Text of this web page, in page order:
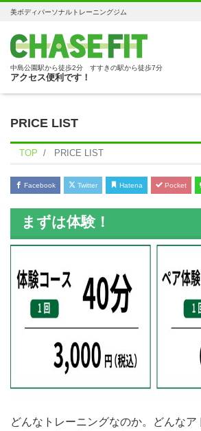
美ボディパーソナルトレーニングジム
中島公園駅から徒歩2分 すすきの駅から徒歩7分
アクセス便利です！
PRICE LIST
TOP PRICE LIST
Facebook Twitter Hatena Pocket
まずは体験！
どんなトレーニングなのか。どんなア